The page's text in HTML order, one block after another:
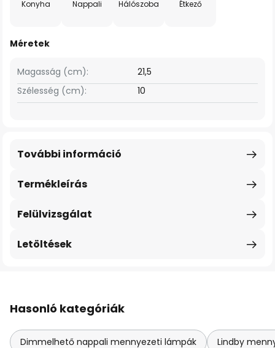
Konyha Nappali Hálószoba Étkező
Méretek
Szélesség (cm): 10
Magasság (cm): 21,5
Termékleírás
További információ
Felülvizsgálat
Letöltések
Hasonló kategóriák
Dimmelhető nappali mennyezeti lámpák Lindby